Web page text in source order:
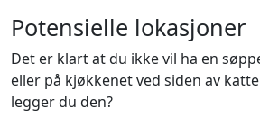
Potensielle lokasjoner
Det er klart at du ikke vil ha en
eller på kjøkkenet ved siden av
legger du den?